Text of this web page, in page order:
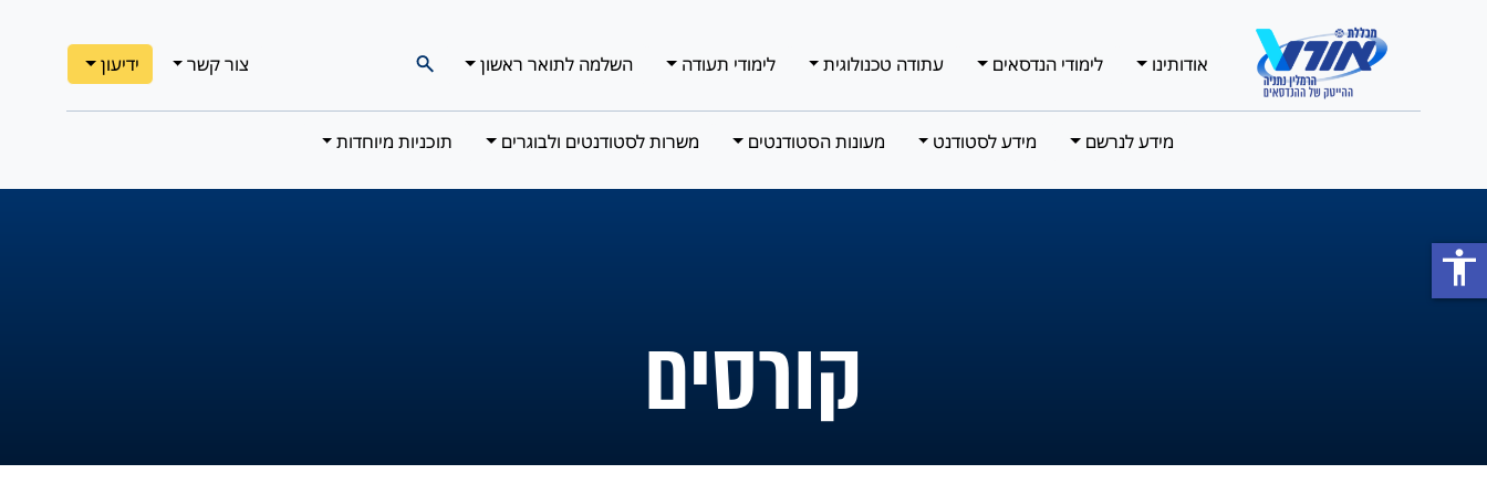
אודותינו לימודי הנדסאים עתודה טכנולוגית לימודי תעודה השלמה לתואר ראשון צור קשר ידיעון
מידע לנרשם מידע לסטודנט מעונות הסטודנטים משרות לסטודנטים ולבוגרים תוכניות מיוחדות
קורסים
accessibility